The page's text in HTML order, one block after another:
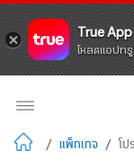
True App
โหลดแอปท
/ แพ็กเกจ / โป